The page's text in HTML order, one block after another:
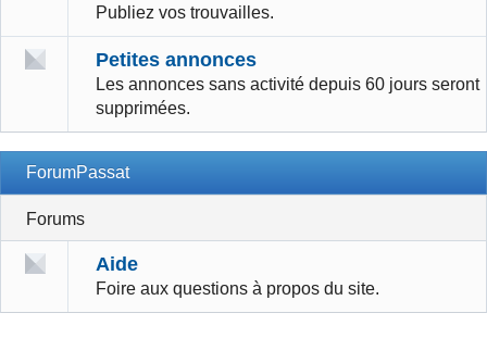
Publiez vos trouvailles.
Petites annonces
Les annonces sans activité depuis 60 jours seront
supprimées.
ForumPassat
Forums
Aide
Foire aux questions à propos du site.